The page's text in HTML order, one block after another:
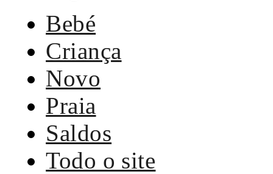
Bebé
Criança
Novo
Praia
Saldos
Todo o site